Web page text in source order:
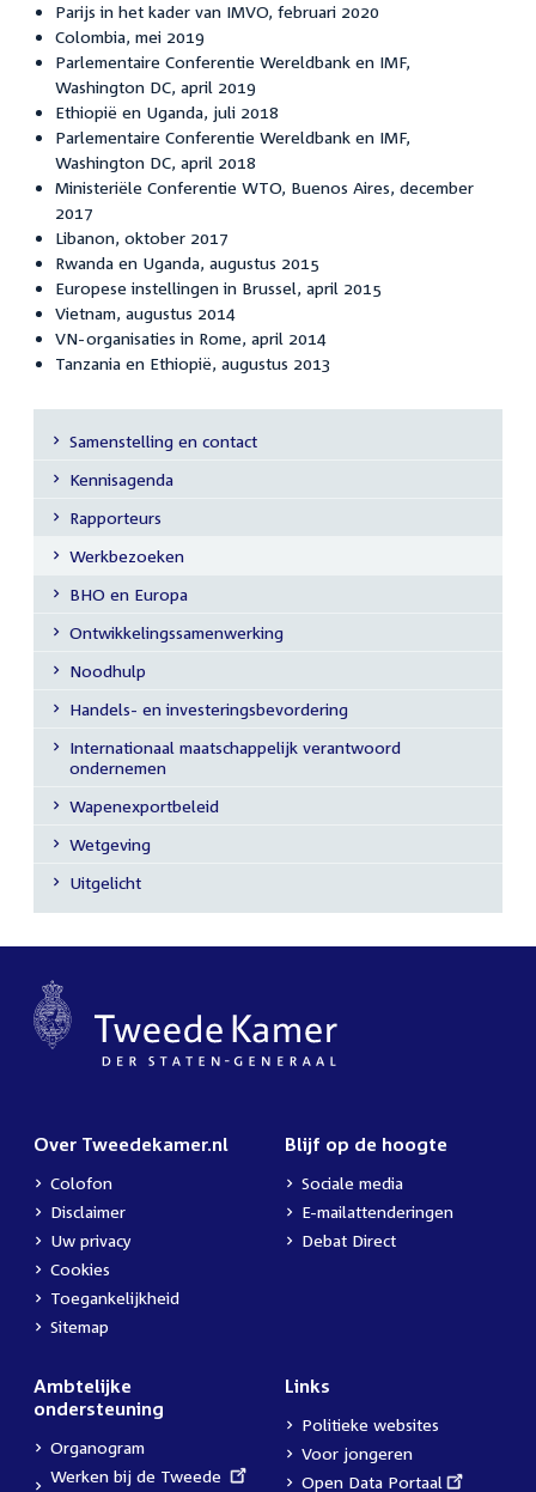
Parijs in het kader van IMVO, februari 2020
Colombia, mei 2019
Parlementaire Conferentie Wereldbank en IMF,
Washington DC, april 2019
Ethiopië en Uganda, juli 2018
Parlementaire Conferentie Wereldbank en IMF,
Washington DC, april 2018
Ministeriële Conferentie WTO, Buenos Aires, december
2017
Libanon, oktober 2017
Rwanda en Uganda, augustus 2015
Europese instellingen in Brussel, april 2015
Vietnam, augustus 2014
VN-organisaties in Rome, april 2014
Tanzania en Ethiopië, augustus 2013
Secundaire
Samenstelling en contact
Kennisagenda
Rapporteurs
Werkbezoeken
BHO en Europa
Ontwikkelingssamenwerking
Noodhulp
Handels- en investeringsbevordering
Internationaal maatschappelijk verantwoord
ondernemen
Wapenexportbeleid
Wetgeving
Uitgelicht
Over Tweedekamer.nl
Colofon
Disclaimer
Uw privacy
Cookies
Toegankelijkheid
Sitemap
Blijf op de hoogte
Sociale media
E-mailattenderingen
Debat Direct
Ambtelijke
ondersteuning
Organogram
External
Werken bij de Tweede
Links
Politieke websites
Voor jongeren
External
Open Data Portaal